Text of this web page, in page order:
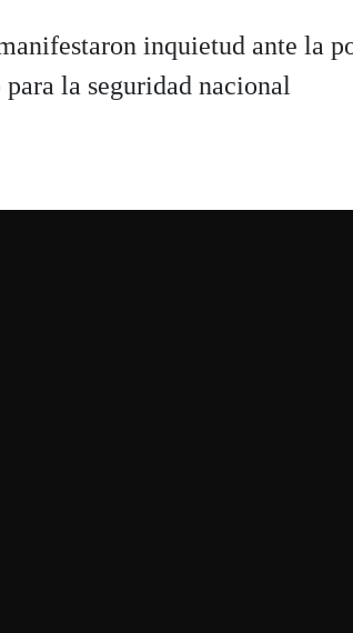
inquietud ante la
la seguridad nacional